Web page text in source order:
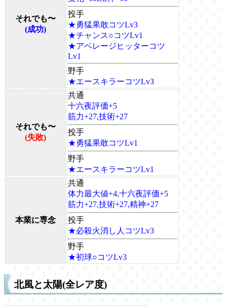
それでも〜
(成功)
投手
★勇猛果敢コツLv3
★チャンス○コツLv1
★アベレージヒッターコツ
Lv1
野手
★エースキラーコツLv3
それでも〜
(失敗)
共通
十六夜評価+5
筋力+27,技術+27
投手
★勇猛果敢コツLv1
野手
★エースキラーコツLv1
本業に専念
共通
体力最大値+4,十六夜評価+5
筋力+27,技術+27,精神+27
投手
★必殺火消し人コツLv3
野手
★初球○コツLv3
北風と太陽(全レア度)